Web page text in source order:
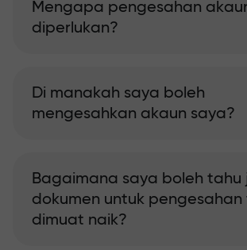
Mengapa pengesahan
diperlukan?
Di manakah saya boleh
mengesahkan akaun saya?
Bagaimana saya boleh tahu
dokumen untuk pengesahan
dimuat naik?